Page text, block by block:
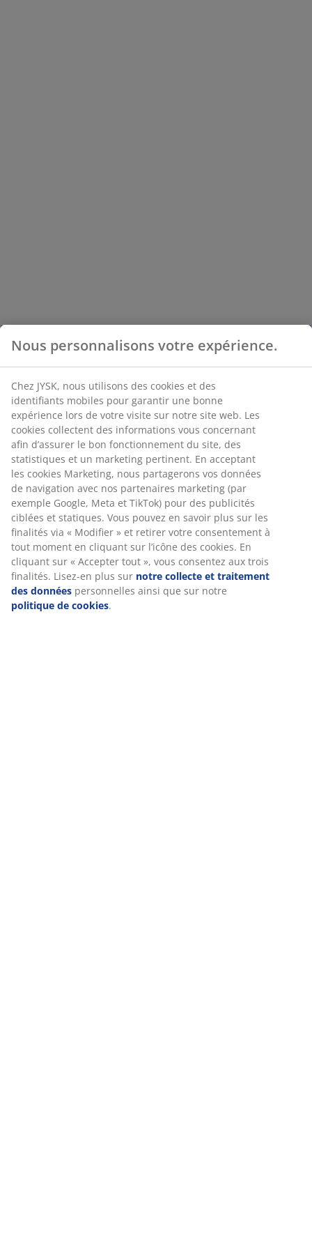
Nous personnalisons votre expérience.
Chez JYSK, nous utilisons des cookies et des
identifiants mobiles pour garantir une bonne
expérience lors de votre visite sur notre site web. Les
cookies collectent des informations vous concernant
afin d’assurer le bon fonctionnement du site, des
statistiques et un marketing pertinent. En acceptant
les cookies Marketing, nous partagerons vos données
de navigation avec nos partenaires marketing (par
exemple Google, Meta et TikTok) pour des publicités
ciblées et statiques. Vous pouvez en savoir plus sur les
finalités via « Modifier » et retirer votre consentement à
tout moment en cliquant sur l’icône des cookies. En
cliquant sur « Accepter tout », vous consentez aux trois
finalités. Lisez-en plus sur notre collecte et traitement
des données personnelles ainsi que sur notre
politique de cookies.